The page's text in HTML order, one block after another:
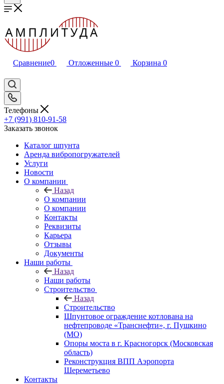
Сравнение0 Отложенные 0 Корзина 0
Телефоны
+7 (991) 810-91-58
Заказать звонок
Каталог шпунта
Аренда вибропогружателей
Услуги
Новости
О компании
Назад
О компании
О компании
Контакты
Реквизиты
Карьера
Отзывы
Документы
Наши работы
Назад
Наши работы
Строительство
Назад
Строительство
Шпунтовое ограждение котлована на
нефтепроводе «Транснефти», г. Пушкино
(МО)
Опоры моста в г. Красногорск (Московская
область)
Реконструкция ВПП Аэропорта
Шереметьево
Контакты